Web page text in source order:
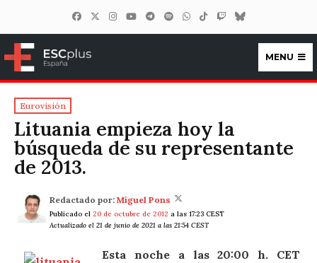
ESCplus España
MENU
Eurovisión
Lituania empieza hoy la
búsqueda de su representante
de 2013.
Redactado por: Miguel Pons
Publicado el 20 de octubre de 2012 a las 17:23 CEST
Actualizado el 21 de junio de 2021 a las 21:54 CEST
Esta noche a las 20:00 h. CET